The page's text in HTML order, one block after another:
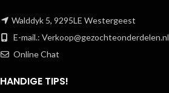
Walddyk 5, 9295LE Westergeest
E-mail.: Verkoop@gezochteonderdelen.nl
Online Chat
HANDIGE TIPS!